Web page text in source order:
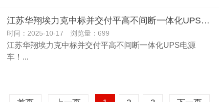
江苏华翔埃力克中标并交付平高不间断一体化UPS电源车！
时间：2025-10-17 浏览量：699
江苏华翔埃力克中标并交付平高不间断一体化UPS电源
车！...